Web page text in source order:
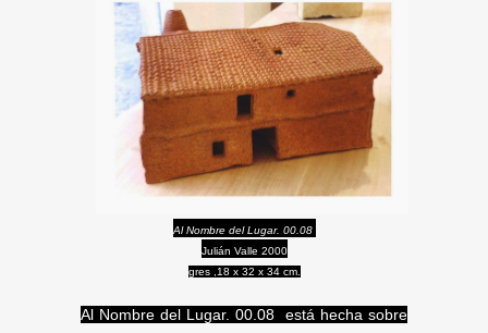
Al Nombre del Lugar. 00.08
Julián Valle 2000
gres ,18 x 32 x 34 cm.
Al Nombre del Lugar. 00.08 está hecha sobre